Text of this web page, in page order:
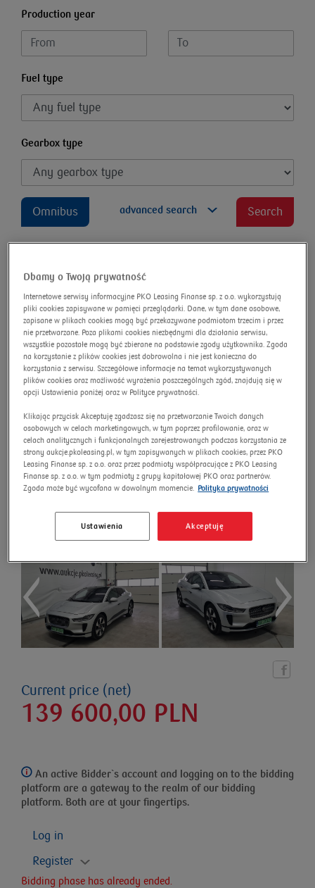
Production year
Fuel type
Gearbox type
Omnibus advanced search Search
Jaguar I-Pace EV400 AWD SE
Auction number: 14144/AU/2024
New price
Current price (net)
139 600,00 PLN
An active Bidder`s account and logging on to the bidding
platform are a gateway to the realm of our bidding
platform. Both are at your fingertips.
Log in
Register
Bidding phase has already ended.
Dbamy o Twoją prywatność
Internetowe serwisy informacyjne PKO Leasing Finanse sp. z o.o. wykorzystują
pliki cookies zapisywane w pamięci przeglądarki. Dane, w tym dane osobowe,
zapisane w plikach cookies mogą być przekazywane podmiotom trzecim i przez
nie przetwarzane. Poza plikami cookies niezbędnymi dla działania serwisu,
wszystkie pozostałe mogą być zbierane na podstawie zgody użytkownika. Zgoda
na korzystanie z plików cookies jest dobrowolna i nie jest konieczna do
korzystania z serwisu. Szczegółowe informacje na temat wykorzystywanych
plików cookies oraz możliwość wyrażenia poszczególnych zgód, znajdują się w
opcji Ustawienia poniżej oraz w Polityce prywatności.
Klikając przycisk Akceptuję zgadzasz się na przetwarzanie Twoich danych
osobowych w celach marketingowych, w tym poprzez profilowanie, oraz w
celach analitycznych i funkcjonalnych zarejestrowanych podczas korzystania ze
strony aukcje.pkoleasing.pl, w tym zapisywanych w plikach cookies, przez PKO
Leasing Finanse sp. z o.o. oraz przez podmioty współpracujące z PKO Leasing
Finanse sp. z o.o. w tym podmioty z grupy kapitałowej PKO oraz partnerów.
Zgoda może być wycofana w dowolnym momencie. Polityka prywatności
Akceptuję
Ustawienia